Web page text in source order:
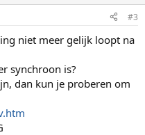
#3
niet meer gelijk loopt na
synchroon is?
dan kun je proberen om